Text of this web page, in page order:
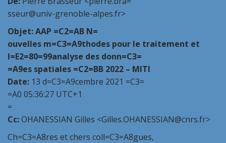
sseur@univ-grenoble-alpes.fr>
Objet:AAP =C2=AB N=
ouvelles m=C3=A9thodes pour le traitement et
l=E2=80=99analyse des donn=C3=
=A9es spatiales =C2=BB 2022 – MITI
Date: 13 d=C3=A9cembre 2021 =C3=
=A0 05:36:27 UTC+1
=
Cc:OHANESSIAN Gilles <Gilles.OHANESSIAN@cnrs.fr>
Ch=C3=A8res et chers coll=C3=A8gues,